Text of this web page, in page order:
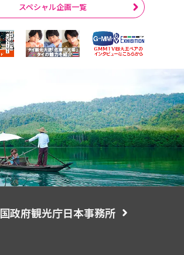
スペシャル企画一覧
政府観光庁日本事務所